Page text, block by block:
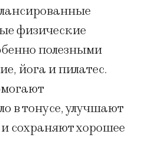
физические
полезными
йога и пилатес.
в тонусе, улучшают
сохраняют хорошее